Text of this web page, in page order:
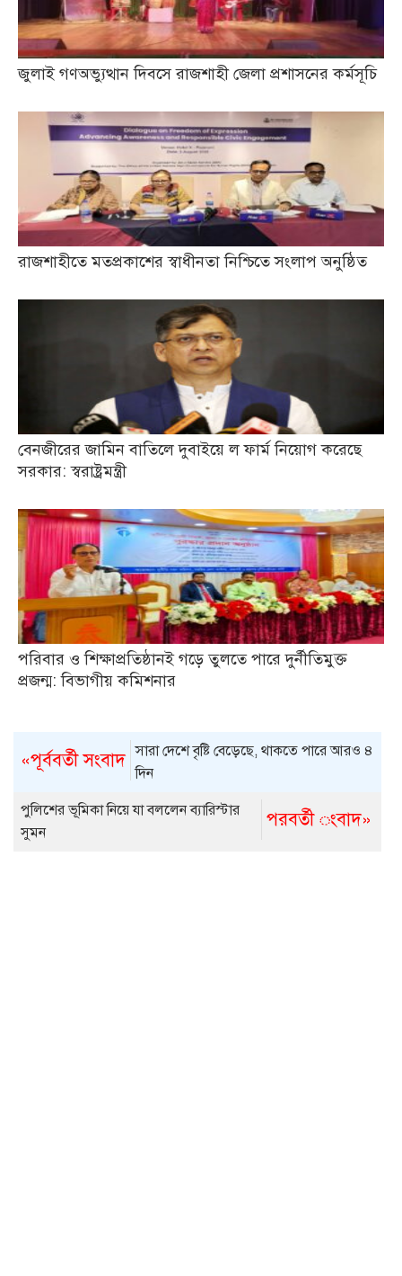
জুলাই গণঅভ্যুত্থান দিবসে রাজশাহী জেলা প্রশাসনের কর্মসূচি
রাজশাহীতে মতপ্রকাশের স্বাধীনতা নিশ্চিতে সংলাপ অনুষ্ঠিত
বেনজীরের জামিন বাতিলে দুবাইয়ে ল ফার্ম নিয়োগ করেছে
সরকার: স্বরাষ্ট্রমন্ত্রী
পরিবার ও শিক্ষাপ্রতিষ্ঠানই গড়ে তুলতে পারে দুর্নীতিমুক্ত
প্রজন্ম: বিভাগীয় কমিশনার
«পূর্ববর্তী সংবাদ সারা দেশে বৃষ্টি বেড়েছে, থাকতে পারে আরও ৪
দিন
পরবর্তী ংবাদ»
পুলিশের ভূমিকা নিয়ে যা বললেন ব্যারিস্টার
সুমন